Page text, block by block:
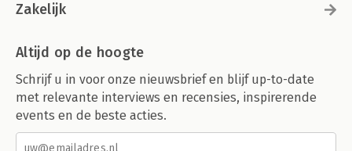
Zakelijk
Altijd op de hoogte
Schrijf u in voor onze nieuwsbrief en blijf up-to-date
met relevante interviews en recensies, inspirerende
events en de beste acties.